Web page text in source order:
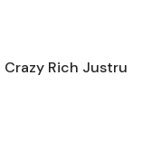
Crazy Rich Justru